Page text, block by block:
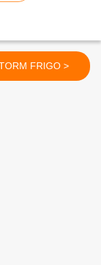
ICE STORM FRIGO >